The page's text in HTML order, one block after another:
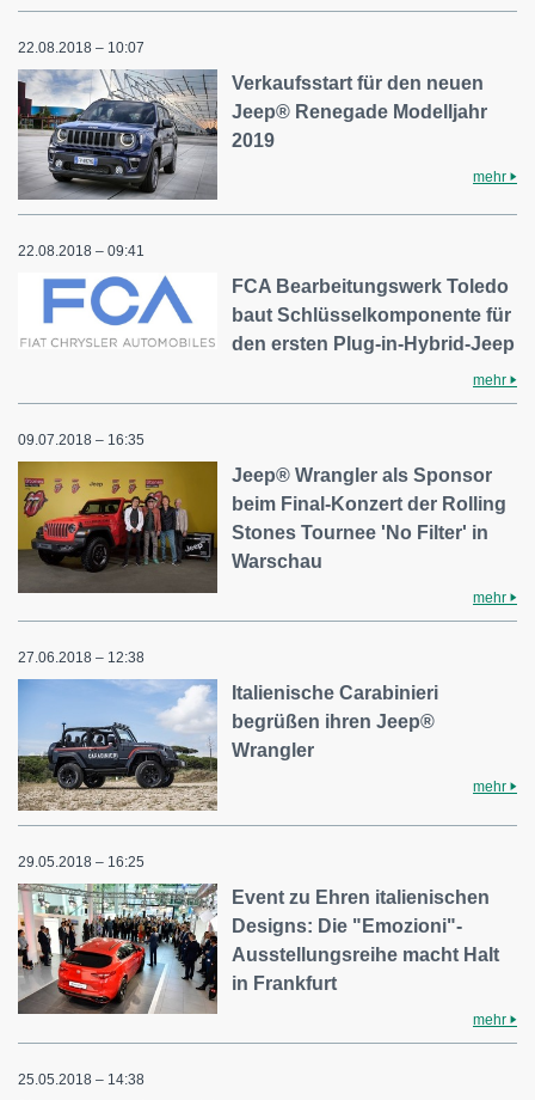
22.08.2018 – 10:07
Verkaufsstart für den neuen
Jeep® Renegade Modelljahr
2019
mehr
22.08.2018 – 09:41
FCA Bearbeitungswerk Toledo
baut Schlüsselkomponente für
den ersten Plug-in-Hybrid-Jeep
mehr
09.07.2018 – 16:35
Jeep® Wrangler als Sponsor
beim Final-Konzert der Rolling
Stones Tournee 'No Filter' in
Warschau
mehr
27.06.2018 – 12:38
Italienische Carabinieri
begrüßen ihren Jeep®
Wrangler
mehr
29.05.2018 – 16:25
Event zu Ehren italienischen
Designs: Die "Emozioni"-
Ausstellungsreihe macht Halt
in Frankfurt
mehr
25.05.2018 – 14:38